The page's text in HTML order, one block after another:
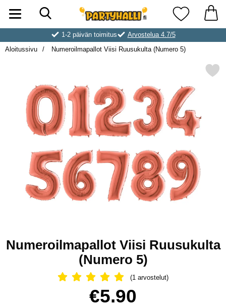
Ostoskori laajennettu Partyhallen AB
Suosikkini
1-2 päivän toimitus
Arvostelua 4.7/5
Aloitussivu
Numeroilmapallot Viisi Ruusukulta (Numero 5)
Merkitse numeroilmapallot Viisi
Numeroilmapallot Viisi Ruusukulta
(Numero 5)
Arvostelu: 5 Tähdet, Ohita kaikki
(1 arvostelut)
hinta
€5.90